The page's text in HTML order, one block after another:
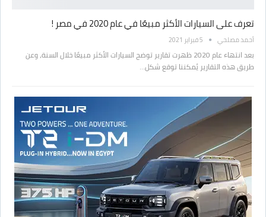
تعرف على السيارات الأكثر مبيعًا في عام 2020 في مصر !
أحمد مصلحي 5 فبراير 2021
بعد انتهاء عام 2020 ظهرت تقارير توضح السيارات الأكثر مبيعًا خلال السنة، وعن
طريق هذه التقارير يُمكننا توقع شكل…